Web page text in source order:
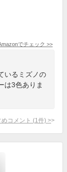
でチェック >>
いるミズノの
は3色ありま
コメント (1 件) >